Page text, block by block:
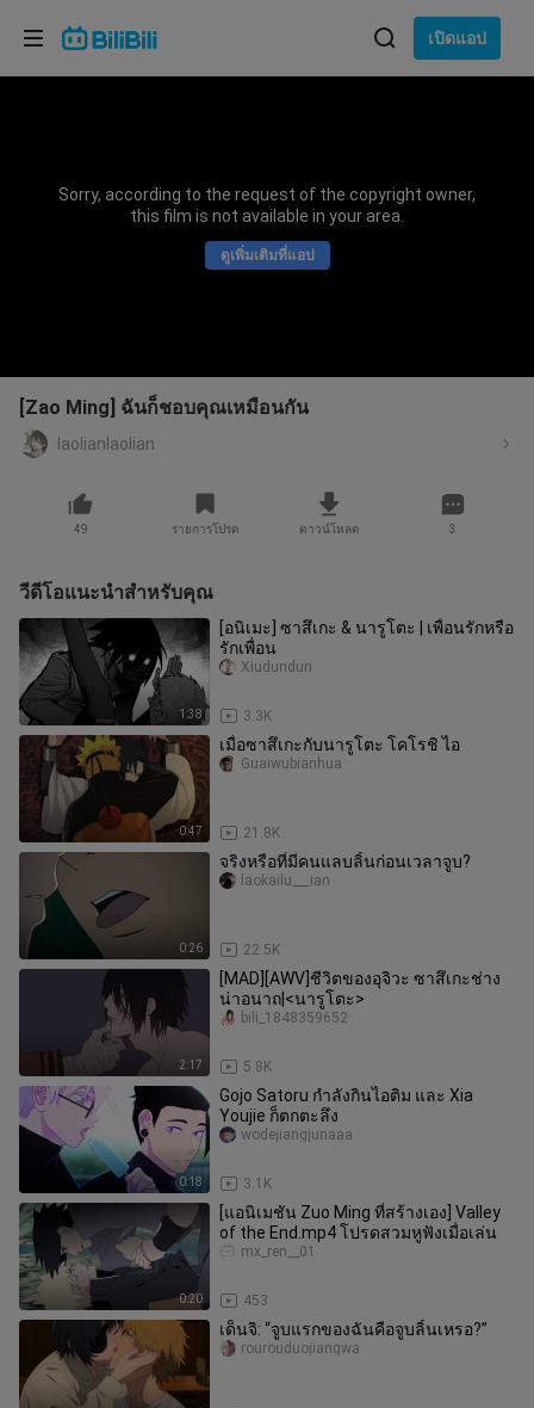
เปิดแอป
Sorry, according to the request of the copyright owner,
this film is not available in your area.
ดูเพิ่มเติมที่แอป
[Zao Ming] ฉันก็ชอบคุณเหมือนกัน
laolianlaolian
49 รายการโปรด ดาวน์โหลด 3
วีดีโอแนะนำสำหรับคุณ
1:38
[อนิเมะ] ซาสึเกะ & นารูโตะ | เพื่อนรักหรือ
รักเพื่อน
3.3K
Xiudundun
0:47
เมื่อซาสึเกะกับนารูโตะ โคโรชิ ไอ
21.8K
Guaiwubianhua
0:26
จริงหรือที่มีคนแลบลิ้นก่อนเวลาจูบ?
22.5K
laokailu___ian
2:17
[MAD][AWV]ชีวิตของอุจิวะ ซาสึเกะช่าง
น่าอนาถ|<นารูโตะ>
5.8K
bili_1848359652
0:18
Gojo Satoru กำลังกินไอติม และ Xia
Youjie ก็ตกตะลึง
3.1K
wodejiangjunaaa
0:20
[แอนิเมชัน Zuo Ming ที่สร้างเอง] Valley
of the End.mp4 โปรดสวมหูฟังเมื่อเล่น
453
mx_ren__01
เด็นจิ: “จูบแรกของฉันคือจูบลิ้นเหรอ?”
rourouduojiangwa
เลือกภาษา